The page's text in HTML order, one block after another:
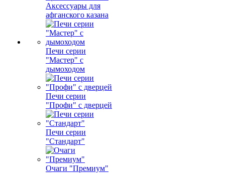
Аксессуары для
афганского казана
Печи серии
"Мастер" с
дымоходом
Печи серии
"Профи" с дверцей
Печи серии
"Стандарт"
Очаги "Премиум"